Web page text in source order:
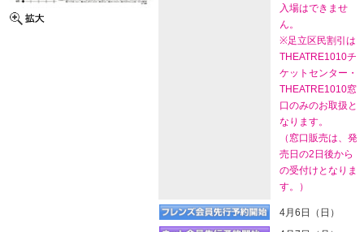
入場はできませ
ん。
※足立区民割引は
THEATRE1010チ
ケットセンター・
THEATRE1010窓
口のみのお取扱と
なります。
（窓口販売は、発
売日の2日後から
の受付けとなりま
す。）
4月6日（日）